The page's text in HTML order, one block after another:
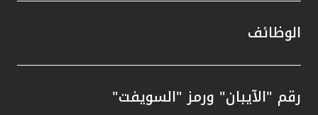
الوظائف
رقم "الآيبان" ورمز "السويفت"